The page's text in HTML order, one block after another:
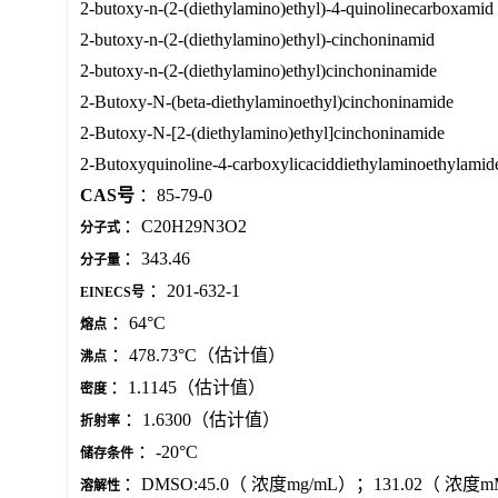
2-butoxy-n-(2-(diethylamino)ethyl)-4-quinolinecarboxamid
2-butoxy-n-(2-(diethylamino)ethyl)-cinchoninamid
2-butoxy-n-(2-(diethylamino)ethyl)cinchoninamide
2-Butoxy-N-(beta-diethylaminoethyl)cinchoninamide
2-Butoxy-N-[2-(diethylamino)ethyl]cinchoninamide
2-Butoxyquinoline-4-
CAS号 ：85-79-0
分子式 ：C20H29N3O2
分子量 ：343.46
EINECS号 ：201-632-1
熔点 ：64°C
沸点 ：478.73°C（估计值）
密度 ：1.1145（估计值）
折射率 ：1.6300（估计值）
储存条件 ：-20°C
溶解性 ：DMSO:45.0（ 浓度mg/mL）；131.02（ 浓度